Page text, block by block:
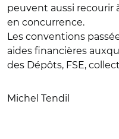
peuvent aussi recourir
en concurrence.
Les conventions
aides financières
des Dépôts, FSE,
Michel Tendil